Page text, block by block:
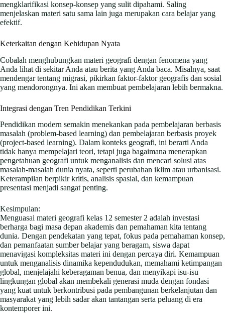
mengklarifikasi konsep-konsep yang sulit dipahami. Saling
menjelaskan materi satu sama lain juga merupakan cara belajar yang
efektif.
Keterkaitan dengan Kehidupan Nyata
Cobalah menghubungkan materi geografi dengan fenomena yang
Anda lihat di sekitar Anda atau berita yang Anda baca. Misalnya, saat
mendengar tentang migrasi, pikirkan faktor-faktor geografis dan sosial
yang mendorongnya. Ini akan membuat pembelajaran lebih bermakna.
Integrasi dengan Tren Pendidikan Terkini
Pendidikan modern semakin menekankan pada pembelajaran berbasis
masalah (problem-based learning) dan pembelajaran berbasis proyek
(project-based learning). Dalam konteks geografi, ini berarti Anda
tidak hanya mempelajari teori, tetapi juga bagaimana menerapkan
pengetahuan geografi untuk menganalisis dan mencari solusi atas
masalah-masalah dunia nyata, seperti perubahan iklim atau urbanisasi.
Keterampilan berpikir kritis, analisis spasial, dan kemampuan
presentasi menjadi sangat penting.
Kesimpulan:
Menguasai materi geografi kelas 12 semester 2 adalah investasi
berharga bagi masa depan akademis dan pemahaman kita tentang
dunia. Dengan pendekatan yang tepat, fokus pada pemahaman konsep,
dan pemanfaatan sumber belajar yang beragam, siswa dapat
menavigasi kompleksitas materi ini dengan percaya diri. Kemampuan
untuk menganalisis dinamika kependudukan, memahami ketimpangan
global, menjelajahi keberagaman benua, dan menyikapi isu-isu
lingkungan global akan membekali generasi muda dengan fondasi
yang kuat untuk berkontribusi pada pembangunan berkelanjutan dan
masyarakat yang lebih sadar akan tantangan serta peluang di era
kontemporer ini.